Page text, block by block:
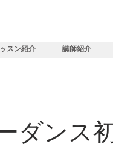
スン紹介 講師紹介
ダンス